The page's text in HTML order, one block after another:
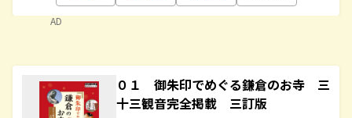
AD
０１ 御朱印でめぐる鎌倉のお寺 三
十三観音完全掲載 三訂版